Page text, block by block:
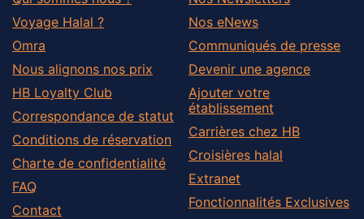
Voyage Halal ?
Omra
Nous alignons nos prix
HB Loyalty Club
Correspondance de statut
Conditions de réservation
Charte de confidentialité
FAQ
Contact
Nos eNews
Communiqués de presse
Devenir une agence
Ajouter votre
établissement
Carrières chez HB
Croisières halal
Extranet
Fonctionnalités Exclusives